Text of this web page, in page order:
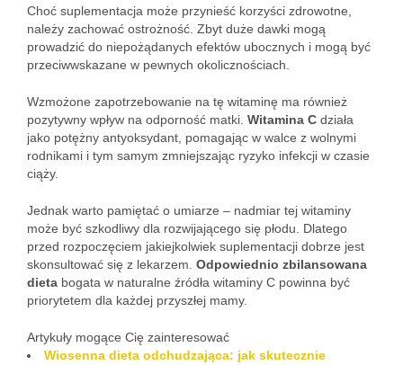
Choć suplementacja może przynieść korzyści zdrowotne,
należy zachować ostrożność. Zbyt duże dawki mogą
prowadzić do niepożądanych efektów ubocznych i mogą być
przeciwwskazane w pewnych okolicznościach.
Wzmożone zapotrzebowanie na tę witaminę ma również
pozytywny wpływ na odporność matki. Witamina C działa
jako potężny antyoksydant, pomagając w walce z wolnymi
rodnikami i tym samym zmniejszając ryzyko infekcji w czasie
ciąży.
Jednak warto pamiętać o umiarze – nadmiar tej witaminy
może być szkodliwy dla rozwijającego się płodu. Dlatego
przed rozpoczęciem jakiejkolwiek suplementacji dobrze jest
skonsultować się z lekarzem. Odpowiednio zbilansowana
dieta bogata w naturalne źródła witaminy C powinna być
priorytetem dla każdej przyszłej mamy.
Artykuły mogące Cię zainteresować
Wiosenna dieta odchudzająca: jak skutecznie